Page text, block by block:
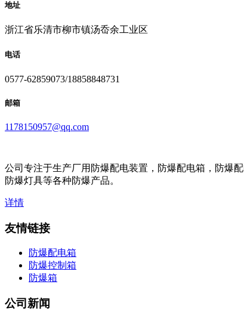
地址
浙江省乐清市柳市镇汤岙余工业区
电话
0577-62859073/18858848731
邮箱
1178150957@qq.com
公司专注于生产厂用防爆配电装置，防爆配电箱，防爆
防爆灯具等各种防爆产品。
详情
友情链接
防爆配电箱
防爆控制箱
防爆箱
公司新闻